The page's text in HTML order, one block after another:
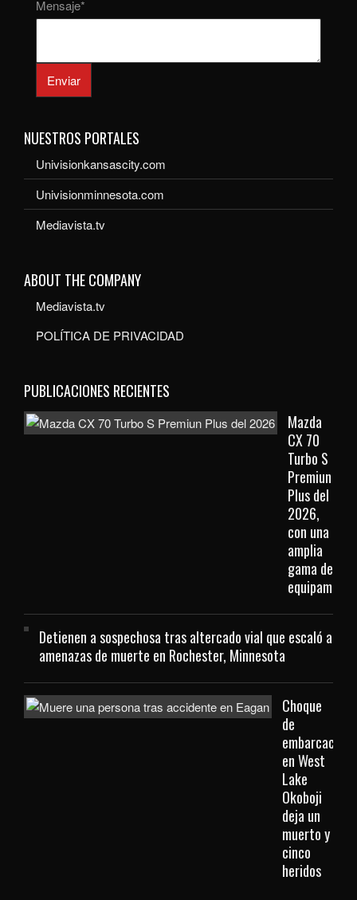
Mensaje*
Enviar
NUESTROS PORTALES
Univisionkansascity.com
Univisionminnesota.com
Mediavista.tv
ABOUT THE COMPANY
Mediavista.tv
POLÍTICA DE PRIVACIDAD
PUBLICACIONES RECIENTES
Mazda
CX 70
Turbo S
Premiun
Plus del
2026,
con una
amplia
gama de
Detienen a sospechosa tras altercado vial que escaló a
amenazas de muerte en Rochester, Minnesota
Choque
de
en West
Lake
Okoboji
deja un
muerto y
cinco
heridos